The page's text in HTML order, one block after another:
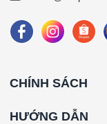
Từ khóa: Vòng bi
CHÍNH SÁCH
HƯỚNG DẪN